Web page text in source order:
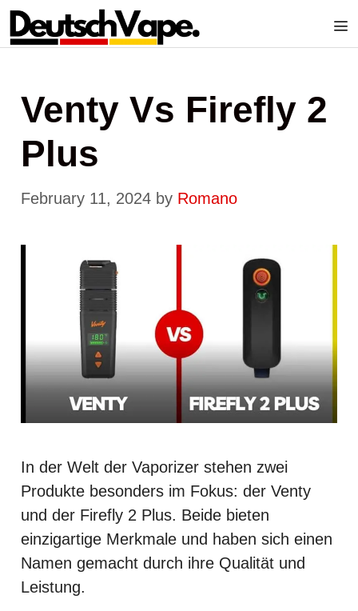
Skip
to
Venty Vs Firefly 2
Plus
February 11, 2024 by Romano
In der Welt der Vaporizer stehen zwei
Produkte besonders im Fokus: der Venty
und der Firefly 2 Plus. Beide bieten
einzigartige Merkmale und haben sich einen
Namen gemacht durch ihre Qualität und
Leistung.